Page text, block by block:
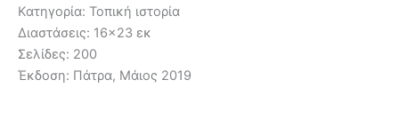
7,50 €.
Κατηγορία: Τοπική ιστορία
Διαστάσεις: 16×23 εκ
Σελίδες: 200
Έκδοση: Πάτρα, Μάιος 2019